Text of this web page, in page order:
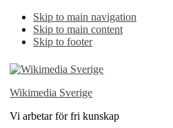
Skip to main navigation
Skip to main content
Skip to footer
Wikimedia Sverige
Vi arbetar för fri kunskap